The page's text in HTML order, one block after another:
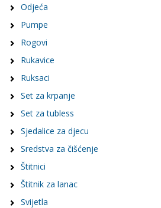
Odjeća
Pumpe
Rogovi
Rukavice
Ruksaci
Set za krpanje
Set za tubless
Sjedalice za djecu
Sredstva za čišćenje
Štitnici
Štitnik za lanac
Svijetla